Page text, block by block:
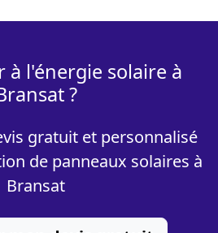
à l'énergie solaire à
?
gratuit et personnalisé
de panneaux solaires à
Bransat